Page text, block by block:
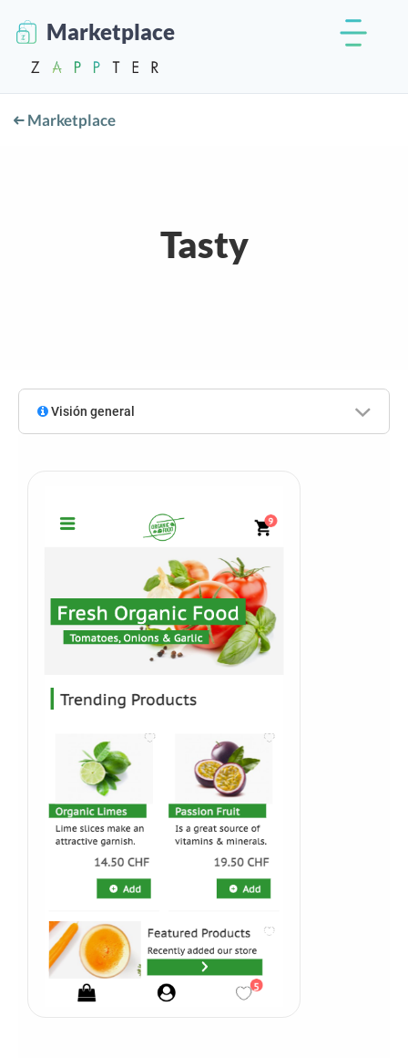
Marketplace
Marketplace
Tasty
Visión general